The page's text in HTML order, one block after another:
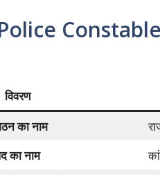
विवरण
का नाम
का नाम